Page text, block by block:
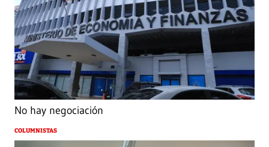
No hay negociación
COLUMNISTAS